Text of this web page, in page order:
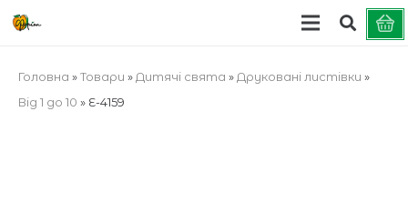
Головна »Товари » Дитячі свята » Друковані листівки »
Від 1 до 10 » E-4159